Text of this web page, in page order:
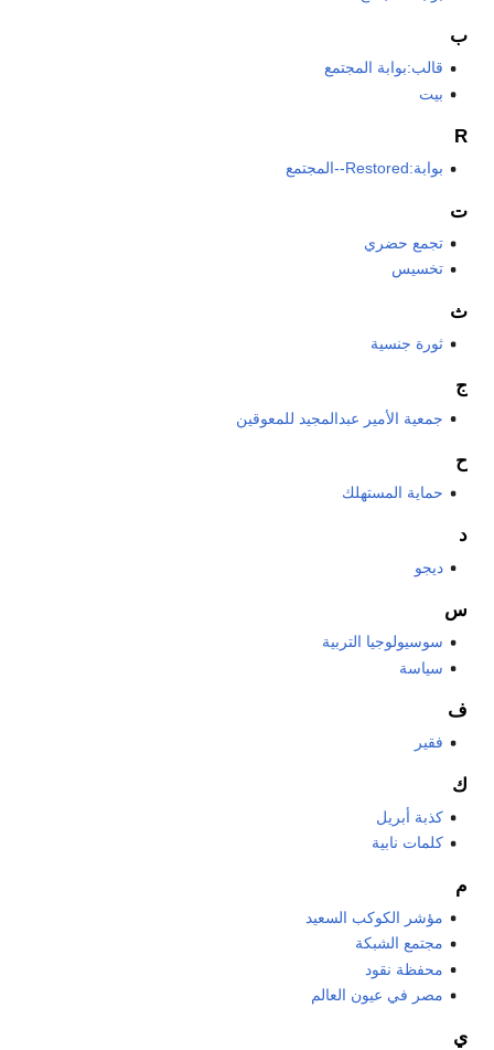
ب
قالب:بوابة المجتمع
بيت
R
بوابة:Restored--المجتمع
ت
تجمع حضري
تخسيس
ث
ثورة جنسية
ج
جمعية الأمير عبدالمجيد للمعوقين
ح
حماية المستهلك
د
ديجو
س
سوسيولوجيا التربية
سياسة
ف
فقير
ك
كذبة أبريل
كلمات نابية
م
مؤشر الكوكب السعيد
مجتمع الشبكة
محفظة نقود
مصر في عيون العالم
ي